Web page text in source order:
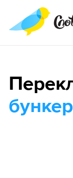
бункер